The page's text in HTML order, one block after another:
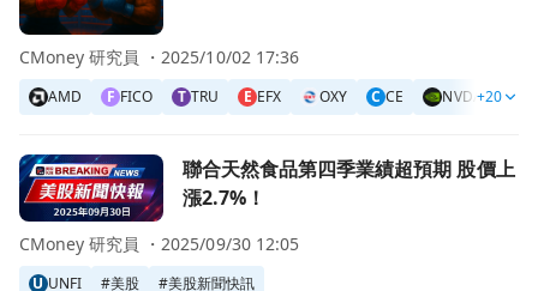
AMD F FICO T TRU E EFX OXY C CE NVDA+20
CMoney 研究員 ・2025/10/02 17:36
前往聯合天然食品第四季業績超預期 股價上漲2.7%！頁面
聯合天然食品第四季業績超預期 股價上
漲2.7%！
U UNFI #美股 #美股新聞快訊
CMoney 研究員 ・2025/09/30 12:05